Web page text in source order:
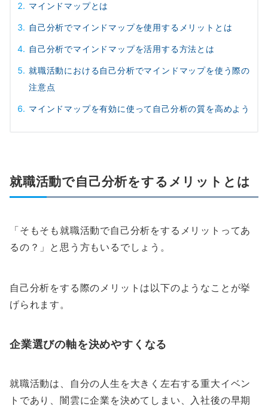
マインドマップとは
自己分析でマインドマップを使用するメリットとは
自己分析でマインドマップを活用する方法とは
就職活動における自己分析でマインドマップを使う際の
注意点
マインドマップを有効に使って自己分析の質を高めよう
就職活動で自己分析をするメリットとは
「そもそも就職活動で自己分析をするメリットってあ
るの？」と思う方もいるでしょう。
自己分析をする際のメリットは以下のようなことが挙
げられます。
企業選びの軸を決めやすくなる
就職活動は、自分の人生を大きく左右する重大イベン
トであり、闇雲に企業を決めてしまい、入社後の早期